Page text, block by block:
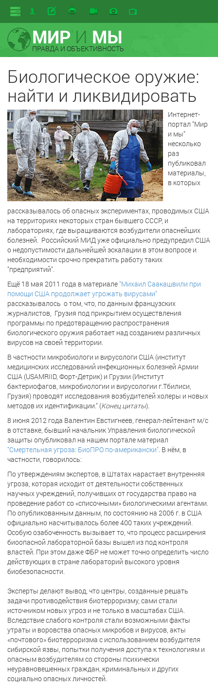
МИРИ МЫ
ПРАВДА И ОБЪЕКТИВНОСТЬ
Биологическое оружие:
найти и ликвидировать
Интернет-
портал "Мир
и мы"
несколько
раз
публиковал
материалы,
в которых
рассказывалось об опасных экспериментах, проводимых США
на территориях некоторых стран бывшего СССР, и
лабораториях, где выращиваются возбудители опаснейших
болезней. Российский МИД уже официально предупредил США
о недопустимости дальнейшей эскалации в этом вопросе и
необходимости срочно прекратить работу таких
"предприятий".
Ещё 18 мая 2011 года в материале "Михаил Саакашвили при
помощи США продолжает угрожать вирусами"
рассказывалось о том, что, по данным французских
журналистов, Грузия под прикрытием осуществления
программы по предотвращению распространения
биологического оружия работает над созданием различных
вирусов на своей территории.
В частности микробиологи и вирусологи США (институт
медицинских исследований инфекционных болезней Армии
США (USAMRIID, Форт-Детрик) и Грузии (Институт
бактериофагов, микробиологии и вирусологии г.Тбилиси,
Грузия) проводят исследования возбудителей холеры и новых
методов их идентификации." (Конец цитаты).
8 июня 2012 года Валентин Евстигнеев, генерал-лейтенант м/с
в отставке, бывший начальник Управления биологической
защиты опубликовал на нашем портале материал
"Смертельная угроза: БиоПРО по-американски". В нём, в
частности, говорилось:
По утверждениям экспертов, в Штатах нарастает внутренняя
угроза, которая исходит от деятельности собственных
научных учреждений, получивших от государства право на
проведение работ со «списочными» биологическими агентами.
По опубликованным данным, по состоянию на 2006 г. в США
официально насчитывалось более 400 таких учреждений.
Особую озабоченность вызывает то, что процесс расширения
биоопасной лабораторной базы вышел из под контроля
властей. При этом даже ФБР не может точно определить число
действующих в стране лабораторий высокого уровня
биобезопасности.
Эксперты делают вывод, что центры, созданные решать
задачи противодействия биотерроризму, сами стали
источником новых угроз и не только в масштабах США.
Вследствие слабого контроля стали возможными факты
утраты и воровства опасных микробов и вирусов, акты
«почтового» биотерроризма с использованием возбудителя
сибирской язвы, попытки получения доступа к технологиям и
опасным возбудителям со стороны психически
неуравновешенных граждан, криминальных и других
социально опасных личностей.